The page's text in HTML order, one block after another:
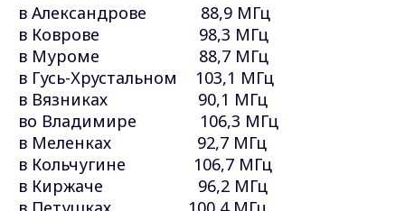
в Александрове 88,9 МГц
в Коврове 98,3 МГц
в Муроме 88,7 МГц
в Гусь-Хрустальном 103,1 МГц
в Вязниках 90,1 МГц
во Владимире 106,3 МГц
в Меленках 92,7 МГц
в Кольчугине 106,7 МГц
в Киржаче 96,2 МГц